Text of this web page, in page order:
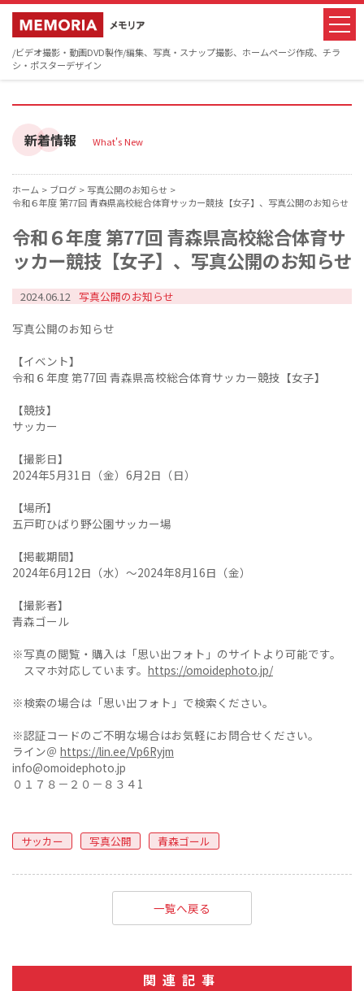
/ビデオ撮影・動画DVD製作/編集、写真・スナップ撮影、ホームページ作成、チラ
シ・ポスターデザイン
新着情報 What's New
ホーム > ブログ > 写真公開のお知らせ >
令和６年度 第77回 青森県高校総合体育サッカー競技【女子】、写真公開のお知らせ
令和６年度 第77回 青森県高校総合体育サ
ッカー競技【女子】、写真公開のお知らせ
2024.06.12 写真公開のお知らせ
写真公開のお知らせ
【イベント】
令和６年度 第77回 青森県高校総合体育サッカー競技【女子】
【競技】
サッカー
【撮影日】
2024年5月31日（金）6月2日（日）
【場所】
五戸町ひばり野公園サッカー場
【掲載期間】
2024年6月12日（水）～2024年8月16日（金）
【撮影者】
青森ゴール
※写真の閲覧・購入は「思い出フォト」のサイトより可能です。
スマホ対応しています。 https://omoidephoto.jp/
※検索の場合は「思い出フォト」で検索ください。
※認証コードのご不明な場合はお気軽にお問合せください。
ライン＠ https://lin.ee/Vp6Ryjm
info@omoidephoto.jp
０１７８－２０－８３４1
サッカー 写真公開 青森ゴール
一覧へ戻る
関連記事